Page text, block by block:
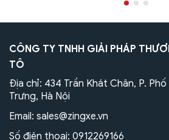
CÔNG TY TNHH GIẢI PHÁP
TÔ
Địa chỉ: 434 Trần Khát Chân, P. Phố
Trưng, Hà Nội
Email: sales@zingxe.vn
Số điện thoại: 0912269166